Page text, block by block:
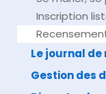
Inscription
Le journal de
Gestion des